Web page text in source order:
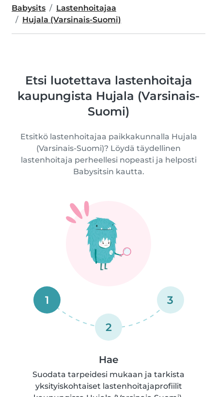
Babysits
Lastenhoitajaa
Hujala (Varsinais-Suomi)
Etsi luotettava lastenhoitaja
kaupungista Hujala (Varsinais-
Suomi)
Etsitkö lastenhoitajaa paikkakunnalla Hujala
(Varsinais-Suomi)? Löydä täydellinen
lastenhoitaja perheellesi nopeasti ja helposti
Babysitsin kautta.
1
2
3
Hae
Suodata tarpeidesi mukaan ja tarkista
yksityiskohtaiset lastenhoitajaprofiilit